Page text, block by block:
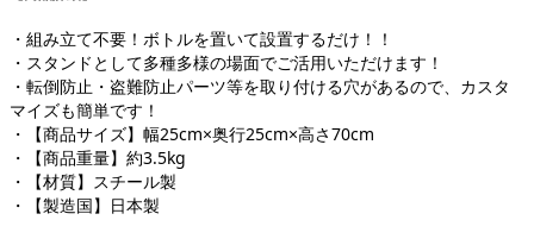
・組み立て不要！ボトルを置いて設置するだけ！！
・スタンドとして多種多様の場面でご活用いただけます！
・転倒防止・盗難防止パーツ等を取り付ける穴があるので、カスタ
マイズも簡単です！
・【商品サイズ】幅25cm×奥行25cm×高さ70cm
・【商品重量】約3.5kg
・【材質】スチール製
・【製造国】日本製